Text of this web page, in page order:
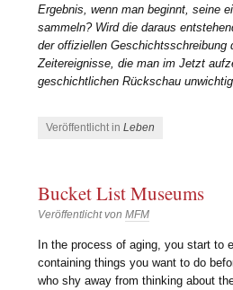
Ergebnis, wenn man beginnt, seine
sammeln? Wird die daraus
der offiziellen Geschichtsschreibung
Zeitereignisse, die man im Jetzt
geschichtlichen Rückschau
Veröffentlicht inLeben
Bucket List Museums
Veröffentlicht vonMFM
In the process of aging, you start to
containing things you want to do
who shy away from thinking about